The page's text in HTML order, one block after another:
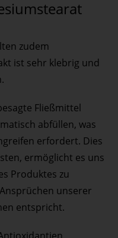
zudem
ist sehr klebrig und
Fließmittel
abfüllen, was
erfordert. Dies
ermöglicht es uns
Produktes zu
unserer
entspricht.